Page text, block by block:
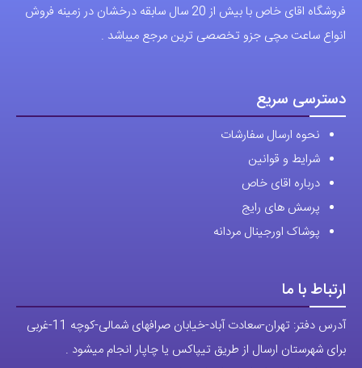
با (مستر اسپشیال) تجربه‌ای جدید از خرید را تجربه کنید.
فروشگاه اقای خاص با بیش از 20 سال سابقه درخشان در زمینه فروش
دسترسی سریع
نحوه ارسال سفارشات
شرایط و قوانین
درباره اقای خاص
پرسش های رایج
ارتباط با ما
آدرس دفتر: تهران-سعادت آباد-خیابان صرافهای شمالی-کوچه 11-غربی